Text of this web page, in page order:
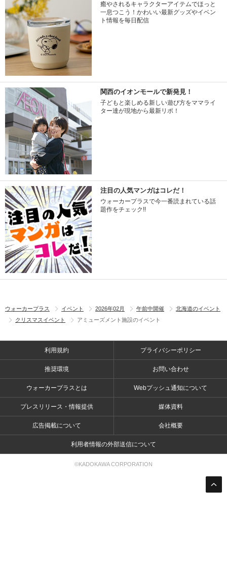
癒やされるキャラクターアイテムでほっと
一息つこう！かわいい最新グッズやイベン
ト情報を毎日配信
関西のイオンモールで新発見！
子どもと楽しめる新しい遊び方をママライ
ター達が現地から最新リポ！
注目の人気マンガはコレだ！
ウォーカープラスで今一番読まれている話
題作をチェック!!
ウォーカープラス イベント 2026年02月 午前中開催
北海道のイベント
クリスマスイベント
アミューズメント施設のイベント
利用規約 プライバシーポリシー
推奨環境 お問い合わせ
ウォーカープラスとは Webプッシュ通知について
プレスリリース・情報提供 媒体資料
広告掲載について 会社概要
利用者情報の外部送信について
©KADOKAWA CORPORATION